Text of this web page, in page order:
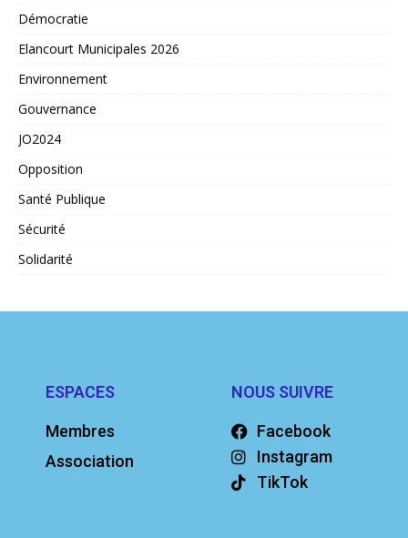
Démocratie
Elancourt Municipales 2026
Environnement
Gouvernance
JO2024
Opposition
Santé Publique
Sécurité
Solidarité
ESPACES
Membres
Association
NOUS SUIVRE
Facebook
Instagram
TikTok